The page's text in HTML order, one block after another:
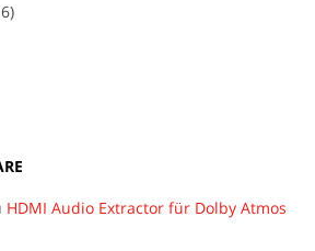
HDMI Audio Extractor für Dolby Atmos